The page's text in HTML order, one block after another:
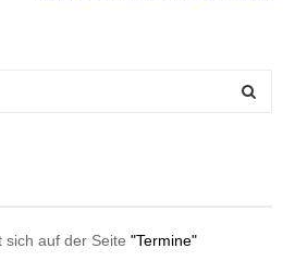
sich auf der Seite "Termine"